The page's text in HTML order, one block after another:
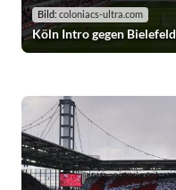
Bild: coloniacs-ultra.com
Köln Intro gegen Bielefeld